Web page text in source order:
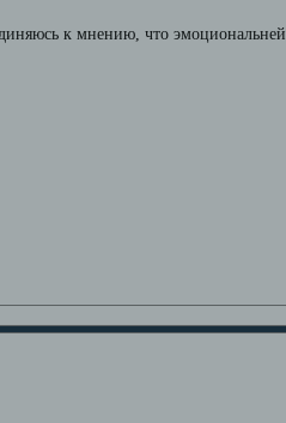
к мнению, что эмоциональней